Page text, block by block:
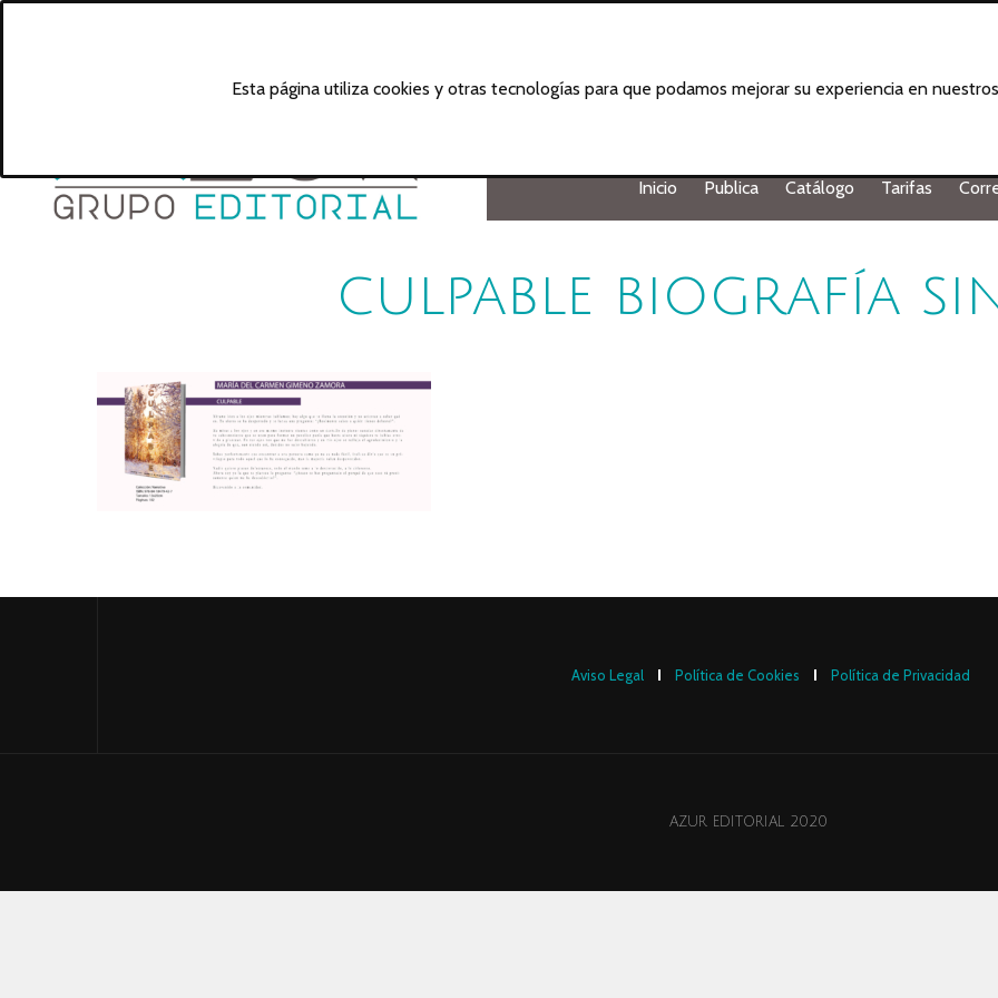
Inicio Publica Catálogo Tarifas
culpable biografía
Aviso Legal Política de Cookies Política de Privacidad
AZUR EDITORIAL 2020
Esta página utiliza cookies y otras tecnologías para que podamos mejorar su experiencia en